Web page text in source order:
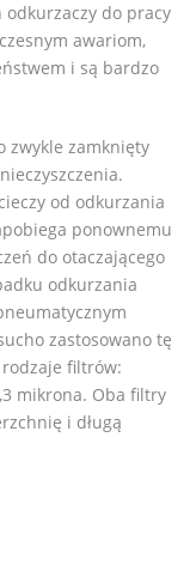
do pracy
awariom,
i są bardzo
zwykle zamknięty
od odkurzania
ponownemu
do otaczającego
odkurzania
zastosowano tę
filtrów:
mikrona. Oba filtry
i długą